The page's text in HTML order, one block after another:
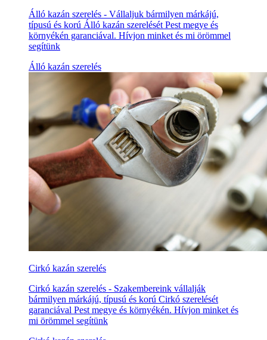
Álló kazán szerelés - Vállaljuk bármilyen márkájú,
típusú és korú Álló kazán szerelését Pest megye és
környékén garanciával. Hívjon minket és mi örömmel
segítünk
Álló kazán szerelés
Cirkó kazán szerelés
Cirkó kazán szerelés - Szakembereink vállalják
bármilyen márkájú, típusú és korú Cirkó szerelését
garanciával Pest megye és környékén. Hívjon minket és
mi örömmel segítünk